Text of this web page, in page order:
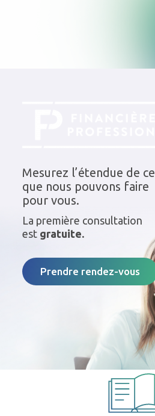
Mesurez l’étendue de ce
que nous pouvons faire
pour vous.
La première consultation
est gratuite.
Prendre rendez-vous